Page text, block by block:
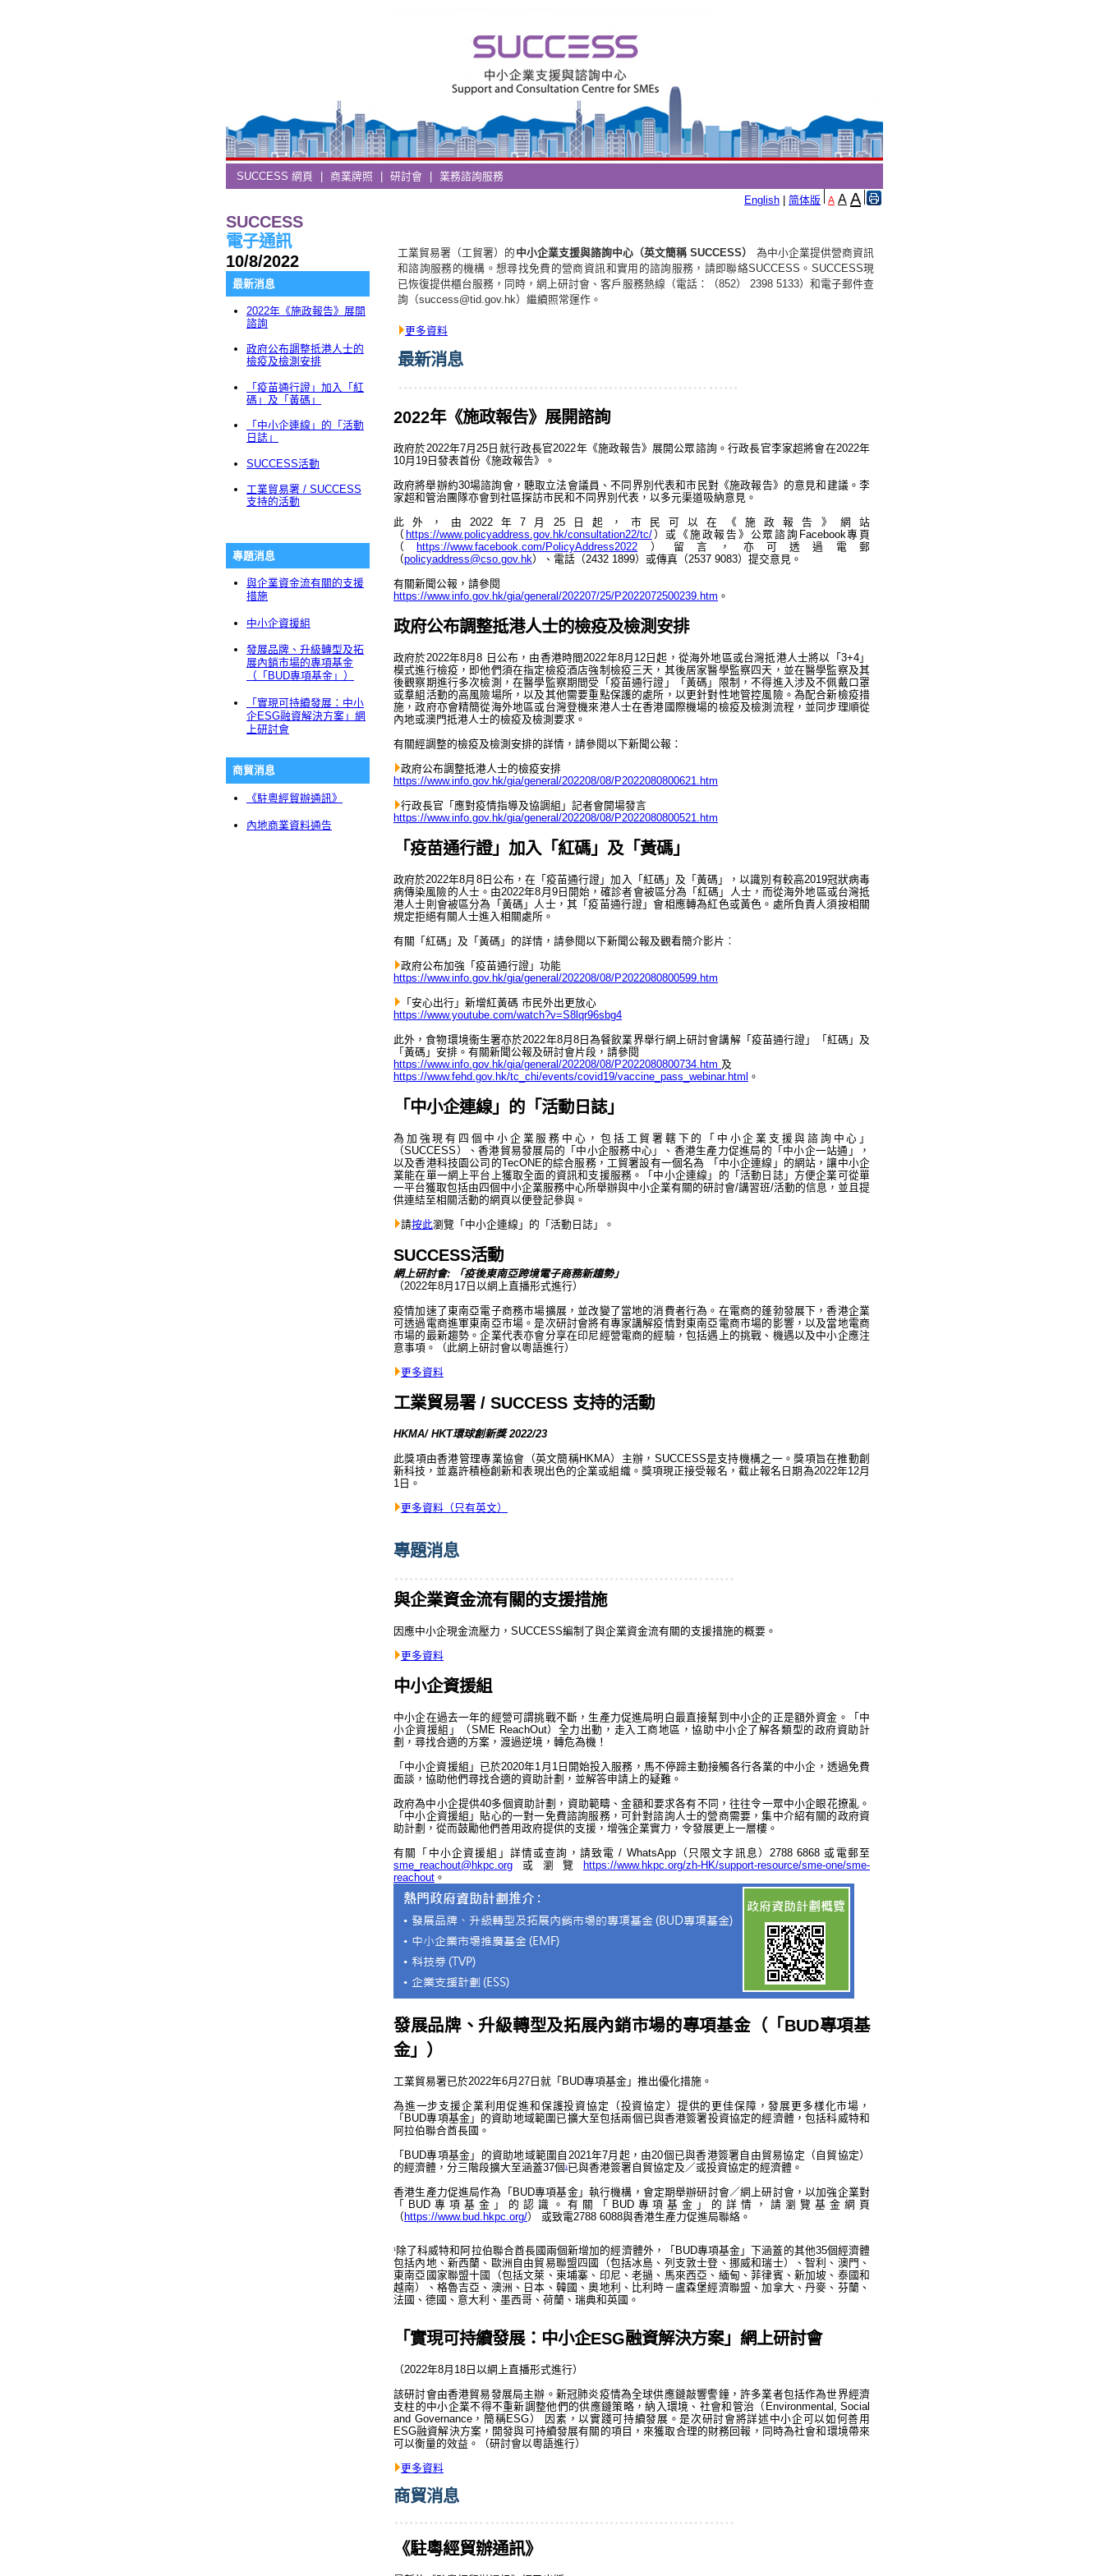
SUCCESS 網頁 商業牌照 研討會
業務諮詢服務
English
简体版 A A A
SUCCESS
電子通訊
10/8/2022
最新消息
2022年《施政報告》展開
諮詢
政府公布調整抵港人士的
檢疫及檢測安排
「疫苗通行證」加入「紅
碼」及「黃碼」
「中小企連線」的「活動
日誌」
SUCCESS活動
工業貿易署 / SUCCESS
支持的活動
專題消息
與企業資金流有關的支援
措施
中小企資援組
發展品牌、升級轉型及拓
展內銷市場的專項基金
（「BUD專項基金」）
「實現可持續發展：中小
企ESG融資解決方案」網
上研討會
商貿消息
《駐粵經貿辦通訊》
內地商業資料通告
工業貿易署（工貿署）的 中小企業支援與諮詢中心（英文簡稱 SUCCESS）
為中小企業提供營商資訊
和諮詢服務的機構。想尋找免費的營商資訊和實用的諮詢服務，請即聯絡SUCCESS。SUCCESS現
已恢復提供櫃台服務，同時，網上研討會、客戶服務熱線（電話：（852） 2398 5133）和電子郵件查
詢（success@tid.gov.hk）繼續照常運作。
更多資料
最新消息
2022年《施政報告》展開諮詢
政府於2022年7月25日就行政長官2022年《施政報告》展開公眾諮詢。行政長官李家超將會在2022年
10月19日發表首份《施政報告》。
政府將舉辦約30場諮詢會，聽取立法會議員、不同界別代表和市民對《施政報告》的意見和建議。李
家超和管治團隊亦會到社區探訪市民和不同界別代表，以多元渠道吸納意見。
此外，由2022年7月25日起，市民可以在《施政報告》網站
（ https://www.policyaddress.gov.hk/consultation22/tc/）或《施政報告》公眾諮詢Facebook專頁
（https://www.facebook.com/PolicyAddress2022 ）留言，亦可透過電郵
（policyaddress@cso.gov.hk）、電話（2432 1899）或傳真（2537 9083）提交意見。
有關新聞公報，請參閱
https://www.info.gov.hk/gia/general/202207/25/P2022072500239.htm 。
政府公布調整抵港人士的檢疫及檢測安排
政府於2022年8月8 日公布，由香港時間2022年8月12日起，從海外地區或台灣抵港人士將以「3+4」
模式進行檢疫，即他們須在指定檢疫酒店強制檢疫三天，其後居家醫學監察四天，並在醫學監察及其
後觀察期進行多次檢測，在醫學監察期間受「疫苗通行證」「黃碼」限制，不得進入涉及不佩戴口罩
或羣組活動的高風險場所，以及其他需要重點保護的處所，以更針對性地管控風險。為配合新檢疫措
施，政府亦會精簡從海外地區或台灣登機來港人士在香港國際機場的檢疫及檢測流程，並同步理順從
內地或澳門抵港人士的檢疫及檢測要求。
有關經調整的檢疫及檢測安排的詳情，請參閱以下新聞公報：
政府公布調整抵港人士的檢疫安排
https://www.info.gov.hk/gia/general/202208/08/P2022080800621.htm
行政長官「應對疫情指導及協調組」記者會開場發言
https://www.info.gov.hk/gia/general/202208/08/P2022080800521.htm
「疫苗通行證」加入「紅碼」及「黃碼」
政府於2022年8月8日公布，在「疫苗通行證」加入「紅碼」及「黃碼」，以識別有較高2019冠狀病毒
病傳染風險的人士。由2022年8月9日開始，確診者會被區分為「紅碼」人士，而從海外地區或台灣抵
港人士則會被區分為「黃碼」人士，其「疫苗通行證」會相應轉為紅色或黃色。處所負責人須按相關
規定拒絕有關人士進入相關處所。
有關「紅碼」及「黃碼」的詳情，請參閱以下新聞公報及觀看簡介影片︰
政府公布加強「疫苗通行證」功能
https://www.info.gov.hk/gia/general/202208/08/P2022080800599.htm
「安心出行」新增紅黃碼 市民外出更放心
https://www.youtube.com/watch?v=S8lqr96sbg4
此外，食物環境衞生署亦於2022年8月8日為餐飲業界舉行網上研討會講解「疫苗通行證」「紅碼」及
「黃碼」安排。有關新聞公報及研討會片段，請參閱
https://www.info.gov.hk/gia/general/202208/08/P2022080800734.htm 及
https://www.fehd.gov.hk/tc_chi/events/covid19/vaccine_pass_webinar.html 。
「中小企連線」的「活動日誌」
為加強現有四個中小企業服務中心，包括工貿署轄下的「中小企業支援與諮詢中心」
（SUCCESS）、香港貿易發展局的「中小企服務中心」、香港生產力促進局的「中小企一站通」，
以及香港科技園公司的TecONE的綜合服務，工貿署設有一個名為 「中小企連線」的網站，讓中小企
業能在單一網上平台上獲取全面的資訊和支援服務。「中小企連線」的「活動日誌」方便企業可從單
一平台獲取包括由四個中小企業服務中心所舉辦與中小企業有關的研討會/講習班/活動的信息，並且提
供連結至相關活動的網頁以便登記參與。
請按此瀏覽「中小企連線」的「活動日誌」。
SUCCESS活動
網上研討會: 「疫後東南亞跨境電子商務新趨勢」
（2022年8月17日以網上直播形式進行）
疫情加速了東南亞電子商務市場擴展，並改變了當地的消費者行為。在電商的蓬勃發展下，香港企業
可透過電商進軍東南亞市場。是次研討會將有專家講解疫情對東南亞電商市場的影響，以及當地電商
市場的最新趨勢。企業代表亦會分享在印尼經營電商的經驗，包括遇上的挑戰、機遇以及中小企應注
意事項。（此網上研討會以粵語進行）
更多資料
工業貿易署 / SUCCESS 支持的活動
HKMA/ HKT環球創新獎 2022/23
此獎項由香港管理專業協會（英文簡稱HKMA）主辦，SUCCESS是支持機構之一。獎項旨在推動創
新科技，並嘉許積極創新和表現出色的企業或組織。獎項現正接受報名，截止報名日期為2022年12月
1日。
更多資料（只有英文）
專題消息
與企業資金流有關的支援措施
因應中小企現金流壓力，SUCCESS編制了與企業資金流有關的支援措施的概要。
更多資料
中小企資援組
中小企在過去一年的經營可謂挑戰不斷，生產力促進局明白最直接幫到中小企的正是額外資金。「中
小企資援組」（SME ReachOut）全力出動，走入工商地區，協助中小企了解各類型的政府資助計
劃，尋找合適的方案，渡過逆境，轉危為機！
「中小企資援組」已於2020年1月1日開始投入服務，馬不停蹄主動接觸各行各業的中小企，透過免費
面談，協助他們尋找合適的資助計劃，並解答申請上的疑難。
政府為中小企提供40多個資助計劃，資助範疇、金額和要求各有不同，往往令一眾中小企眼花撩亂。
「中小企資援組」貼心的一對一免費諮詢服務，可針對諮詢人士的營商需要，集中介紹有關的政府資
助計劃，從而鼓勵他們善用政府提供的支援，增強企業實力，令發展更上一層樓。
有關「中小企資援組」詳情或查詢，請致電 / WhatsApp（只限文字訊息）2788 6868 或電郵至
sme_reachout@hkpc.org 或瀏覽 https://www.hkpc.org/zh-HK/support-resource/sme-one/sme-
reachout 。
發展品牌、升級轉型及拓展內銷市場的專項基金（「BUD專項基
金」）
工業貿易署已於2022年6月27日就「BUD專項基金」推出優化措施。
為進一步支援企業利用促進和保護投資協定（投資協定）提供的更佳保障，發展更多樣化市場，
「BUD專項基金」的資助地域範圍已擴大至包括兩個已與香港簽署投資協定的經濟體，包括科威特和
阿拉伯聯合酋長國。
「BUD專項基金」的資助地域範圍自2021年7月起，由20個已與香港簽署自由貿易協定（自貿協定）
的經濟體，分三階段擴大至涵蓋37個1 已與香港簽署自貿協定及／或投資協定的經濟體。
香港生產力促進局作為「BUD專項基金」執行機構，會定期舉辦研討會／網上研討會，以加強企業對
「BUD專項基金」的認識。有關「BUD專項基金」的詳情，請瀏覽基金網頁
（https://www.bud.hkpc.org/） 或致電2788 6088與香港生產力促進局聯絡。
1 除了科威特和阿拉伯聯合酋長國兩個新增加的經濟體外，「BUD專項基金」下涵蓋的其他35個經濟體
包括內地、新西蘭、歐洲自由貿易聯盟四國（包括冰島、列支敦士登、挪威和瑞士）、智利、澳門、
東南亞國家聯盟十國（包括文萊、柬埔寨、印尼、老撾、馬來西亞、緬甸、菲律賓、新加坡、泰國和
越南）、格魯吉亞、澳洲、日本、韓國、奧地利、比利時－盧森堡經濟聯盟、加拿大、丹麥、芬蘭、
法國、德國、意大利、墨西哥、荷蘭、瑞典和英國。
「實現可持續發展：中小企ESG融資解決方案」網上研討會
（2022年8月18日以網上直播形式進行）
該研討會由香港貿易發展局主辦。新冠肺炎疫情為全球供應鏈敲響警鐘，許多業者包括作為世界經濟
支柱的中小企業不得不重新調整他們的供應鏈策略，納入環境、社會和管治（Environmental, Social
and Governance，簡稱ESG） 因素，以實踐可持續發展。是次研討會將詳述中小企可以如何善用
ESG融資解決方案，開發與可持續發展有關的項目，來獲取合理的財務回報，同時為社會和環境帶來
可以衡量的效益。（研討會以粵語進行）
更多資料
商貿消息
《駐粵經貿辦通訊》